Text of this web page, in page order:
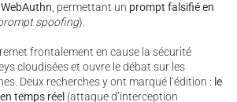
, permettant un prompt falsifié en
spoofing).
frontalement en cause la sécurité
cloudisées et ouvre le débat sur les
Deux recherches y ont marqué l’édition : le
temps réel (attaque d’interception